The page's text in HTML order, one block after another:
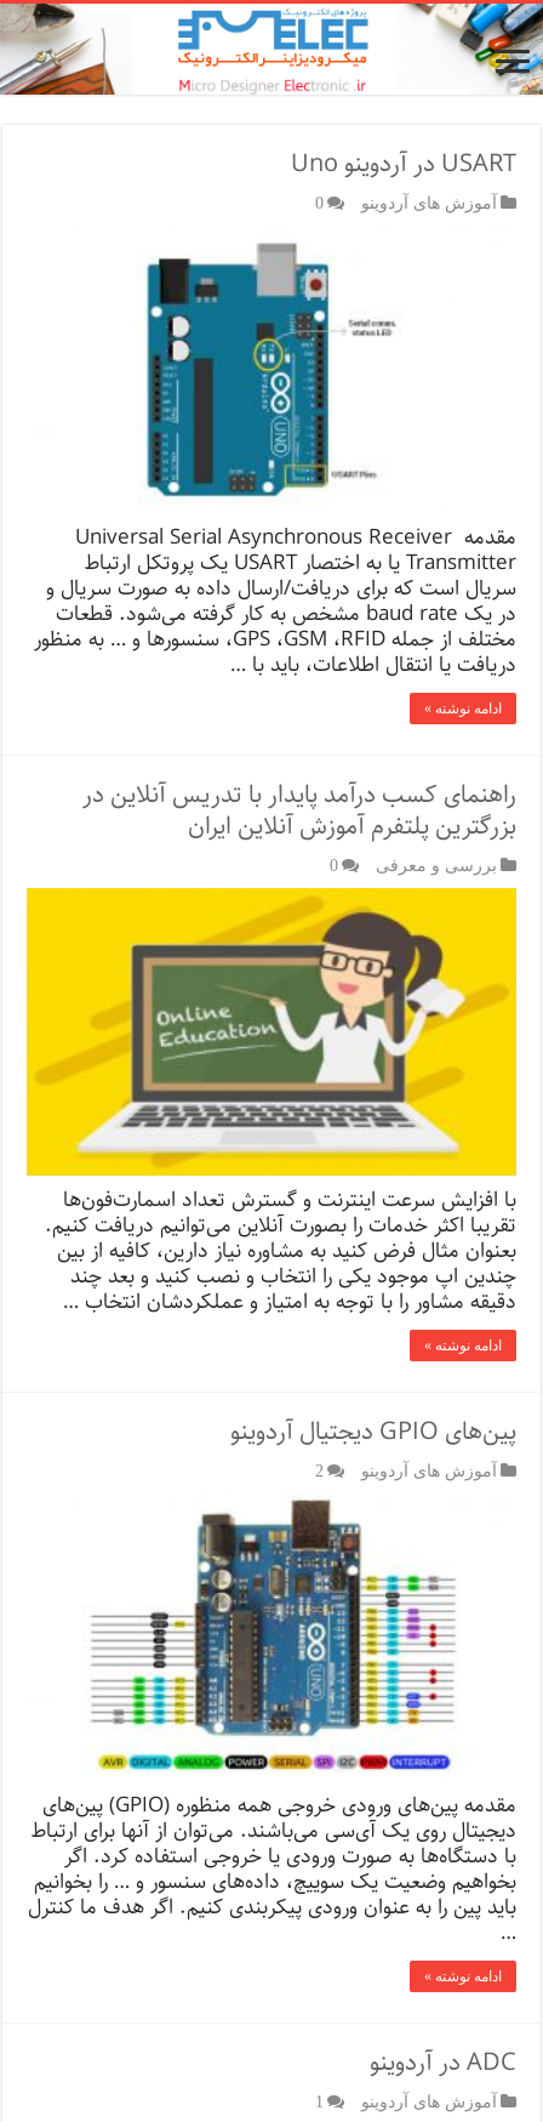
USART در آردوینو Uno
آموزش های آردوینو 0
مقدمه Universal Serial Asynchronous Receiver
Transmitter یا به اختصار USART یک پروتکل ارتباط
سریال است که برای دریافت/ارسال داده به صورت سریال و
در یک baud rate مشخص به کار گرفته می‌شود. قطعات
مختلف از جمله GPS ،GSM ،RFID، سنسورها و … به منظور
دریافت یا انتقال اطلاعات، باید با …
ادامه نوشته »
راهنمای کسب درآمد پایدار با تدریس آنلاین در
بزرگترین پلتفرم آموزش آنلاین ایران
بررسی و معرفی 0
با افزایش سرعت اینترنت و گسترش تعداد اسمارت‌فون‌ها
تقریبا اکثر خدمات را بصورت آنلاین‌ می‌توانیم دریافت کنیم.
بعنوان مثال فرض کنید به مشاوره نیاز دارین، کافیه از بین
چندین اپ موجود یکی را انتخاب و نصب کنید و بعد چند
دقیقه مشاور را با توجه به امتیاز و عملکردشان انتخاب …
ادامه نوشته »
پین‌های GPIO دیجتیال آردوینو
آموزش های آردوینو 2
مقدمه پین‌های ورودی خروجی همه منظوره (GPIO) پین‌های
دیجیتال روی یک آی‌سی می‌باشند. می‌توان از آنها برای ارتباط
با دستگاه‌ها به صورت ورودی یا خروجی استفاده کرد. اگر
بخواهیم وضعیت یک سوییچ، داده‌های سنسور و … را بخوانیم
باید پین را به عنوان ورودی پیکربندی کنیم. اگر هدف ما کنترل
…
ادامه نوشته »
ADC در آردوینو
آموزش های آردوینو 1